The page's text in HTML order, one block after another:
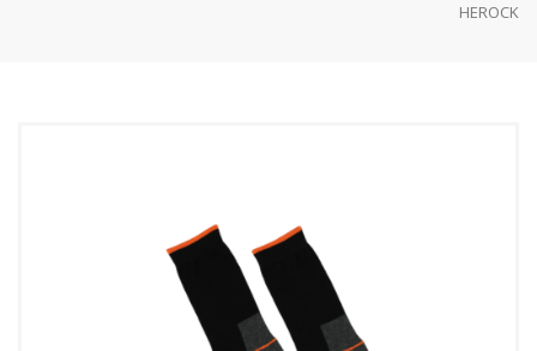
HEROCK